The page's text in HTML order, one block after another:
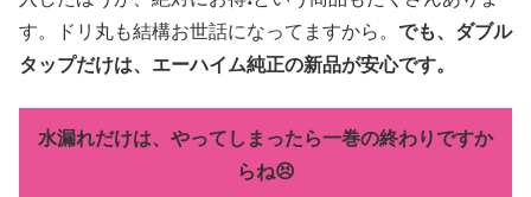
す。ドリ丸も結構お世話になってますから。 でも、ダブル
タップだけは、エーハイム純正の新品が安心です。
水漏れだけは、やってしまったら一巻の終わりですか
らね😣